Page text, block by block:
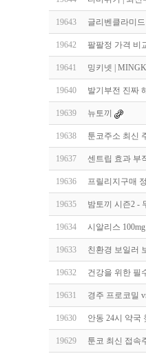
19643 글리벤클라미
19642 팔팔정 가격 비
19641 밍키넷 |
19640 발기부전 진짜
19639 뉴토끼
19638 툰코주소 최신
19637 센트립 효과 부
19636 프릴리지구매
19635 밤토끼 시즌2 -
19634 시알리스
19633 친환경 보일러
19632 건강을 위한 필
19631 경주 프로코밀
19630 안동 24시 약국
19629 툰코 최신 접속